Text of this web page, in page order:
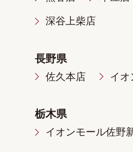
深谷上柴店
長野県
佐久本店 イオ
栃木県
イオンモール佐野